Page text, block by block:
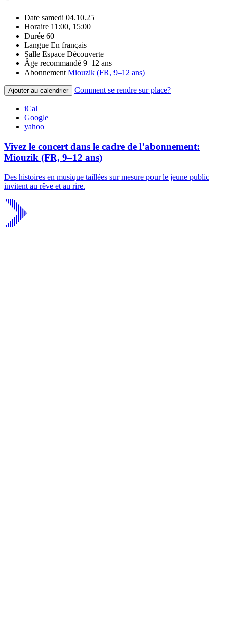
Date samedi 04.10.25
Horaire 11:00, 15:00
Durée 60
Langue En français
Salle Espace Découverte
Âge recommandé 9–12 ans
Abonnement Miouzik (FR, 9–12 ans)
Ajouter au calendrier Comment se rendre sur place?
iCal
Google
yahoo
Vivez le concert dans le cadre de l’abonnement:
Miouzik (FR, 9–12 ans)
Des histoires en musique taillées sur mesure pour le jeune public
invitent au rêve et au rire.